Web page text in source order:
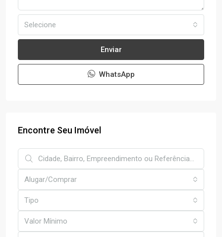
Selecione
Enviar
WhatsApp
Encontre Seu Imóvel
Alugar/Comprar
Tipo
Valor Mínimo